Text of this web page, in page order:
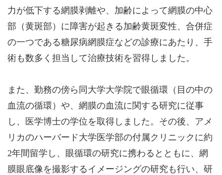
力が低下する網膜剥離や、加齢によって網膜の中心
部（黄斑部）に障害が起きる加齢黄斑変性、合併症
の一つである糖尿病網膜症などの診療にあたり、手
術も数多く担当して治療技術を習得しました。
また、勤務の傍ら同大学大学院で眼循環（目の中の
血流の循環）や、網膜の血流に関する研究に従事
し、医学博士の学位を取得しました。その後、アメ
リカのハーバード大学医学部の付属クリニックに約
2年間留学し、眼循環の研究に携わるとともに、網
膜眼底像を撮影するイメージングの研究も行い、研